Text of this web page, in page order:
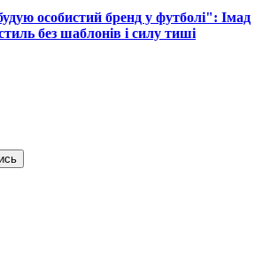
особистий бренд у футболі": Імад
без шаблонів і силу тиші